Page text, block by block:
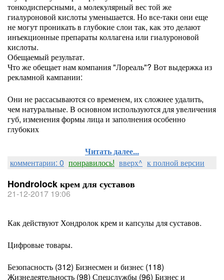
тонкодисперсными, а молекулярный вес той же
гиалуроновой кислоты уменьшается. Но все-таки они еще
не могут проникать в глубокие слои так, как это делают
инъекционные препараты коллагена или гиалуроновой
кислоты.
Обещаемый результат.
Что же обещает нам компания "Лореаль"? Вот выдержка из
рекламной кампании:
Они не рассасываются со временем, их сложнее удалить,
чем натуральные. В основном используются для увеличения
губ, изменения формы лица и заполнения особенно
глубоких
Читать далее...
комментарии: 0 понравилось! вверх^ к полной версии
Hondrolock крем для суставов
21-12-2017 19:06
Как действуют Хондролок крем и капсулы для суставов.
Цифровые товары.
Безопасность (312) Бизнесмен и бизнес (118)
Жизнедеятельность (98) Спецслужбы (96) Бизнес и